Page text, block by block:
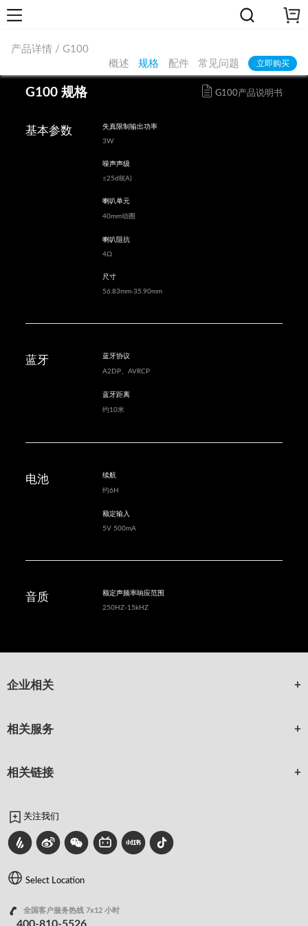
产品详情 / G100
概述
规格 配件 常见问题 立即购买
G100 规格 G100产品说明书
基本参数 失真限制输出功率
3W
噪声声级
≤25dB(A)
喇叭单元
40mm动圈
喇叭阻抗
4Ω
尺寸
56.83mm·35.90mm
蓝牙 蓝牙协议
A2DP、AVRCP
蓝牙距离
约10米
电池 续航
约6H
额定输入
5V 500mA
音质 额定声频率响应范围
250HZ-15kHZ
企业相关
相关服务
相关链接
关注我们
Select Location
全国客户服务热线 7x12 小时